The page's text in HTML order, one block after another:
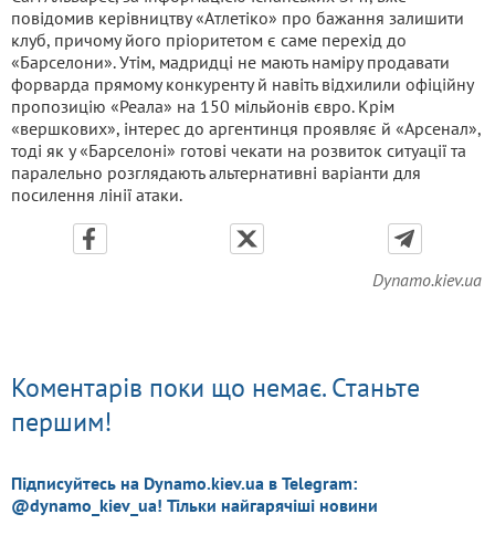
повідомив керівництву «Атлетіко» про бажання залишити
клуб, причому його пріоритетом є саме перехід до
«Барселони». Утім, мадридці не мають наміру продавати
форварда прямому конкуренту й навіть відхилили офіційну
пропозицію «Реала» на 150 мільйонів євро. Крім
«вершкових», інтерес до аргентинця проявляє й «Арсенал»,
тоді як у «Барселоні» готові чекати на розвиток ситуації та
паралельно розглядають альтернативні варіанти для
посилення лінії атаки.
Dynamo.kiev.ua
Коментарів поки що немає. Станьте
першим!
Підписуйтесь на Dynamo.kiev.ua в Telegram:
@dynamo_kiev_ua! Тільки найгарячіші новини